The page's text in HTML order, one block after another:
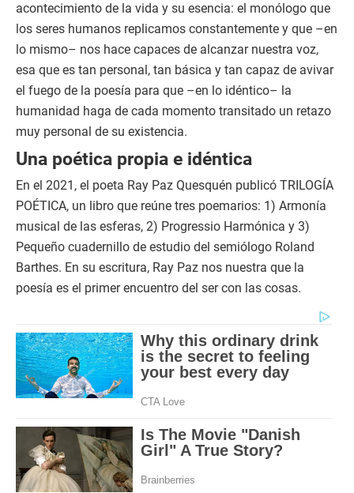
acontecimiento de la vida y su esencia: el monólogo que
los seres humanos replicamos constantemente y que –en
lo mismo– nos hace capaces de alcanzar nuestra voz,
esa que es tan personal, tan básica y tan capaz de avivar
el fuego de la poesía para que –en lo idéntico– la
humanidad haga de cada momento transitado un retazo
muy personal de su existencia.
Una poética propia e idéntica
En el 2021, el poeta Ray Paz Quesquén publicó TRILOGÍA
POÉTICA, un libro que reúne tres poemarios: 1) Armonía
musical de las esferas, 2) Progressio Harmónica y 3)
Pequeño cuadernillo de estudio del semiólogo Roland
Barthes. En su escritura, Ray Paz nos nuestra que la
poesía es el primer encuentro del ser con las cosas.